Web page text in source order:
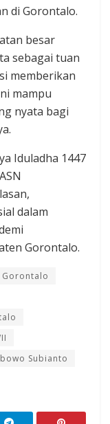
di Gorontalo.
besar
sebagai tuan
memberikan
mampu
nyata bagi
Iduladha 1447
dalam
Gorontalo.
Gorontalo
Subianto